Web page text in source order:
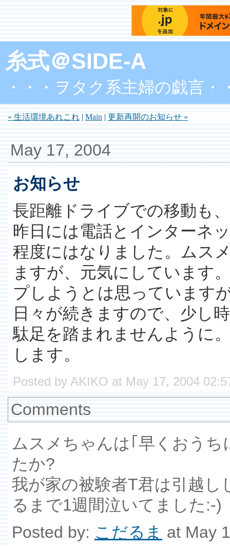
糸式＠SIDE-A
・・・ヲタク系主婦の戯言・
« 生活環境あれこれ | Main | 更新再開のお知らせ »
May 17, 2004
お知らせ
長距離ドライブでの移動も
昨日には電話とインターネ
程度にはなりました。ムス
ますが、元気にしています
プしようとは思っています
日々が続きますので、少し
駄足を踏まれませんように
します。
Posted by AKIKO at May 17, 2004
Comments
ムスメちゃんは｢早くおう
たか?
我が家の被験者T君は引越
るまで1週間泣いてました:-)
Posted by: こだるま at May